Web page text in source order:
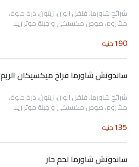
شرائح شاورما، فلفل الوان، زيتون، ذرة حلوة،
مشروم، صوص مكسيكى و جبنة موتزاريلا
190جنيه
ساندوتش شاورما فراخ ميكسيكان الريم
شرائح شاورما، فلفل الوان، زيتون، ذرة حلوة،
مشروم، صوص مكسيكى و جبنة موتزاريلا
135جنيه
ساندوتش شاورما لحم حار